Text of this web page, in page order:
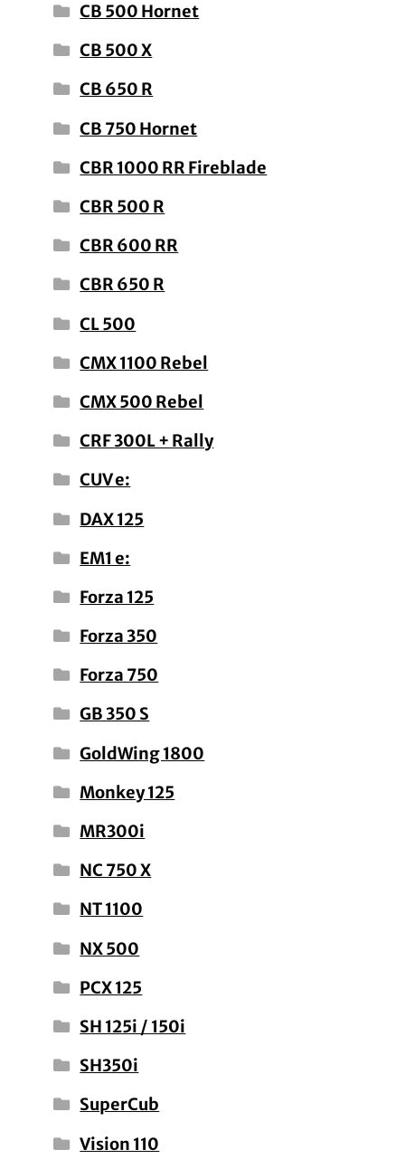
CB 500 Hornet
CB 500 X
CB 650 R
CB 750 Hornet
CBR 1000 RR Fireblade
CBR 500 R
CBR 600 RR
CBR 650 R
CL 500
CMX 1100 Rebel
CMX 500 Rebel
CRF 300L + Rally
CUV e:
DAX 125
EM1 e:
Forza 125
Forza 350
Forza 750
GB 350 S
GoldWing 1800
Monkey 125
MR300i
NC 750 X
NT 1100
NX 500
PCX 125
SH 125i / 150i
SH350i
SuperCub
Vision 110